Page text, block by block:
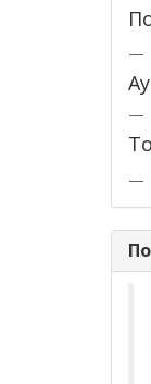
—
—
—